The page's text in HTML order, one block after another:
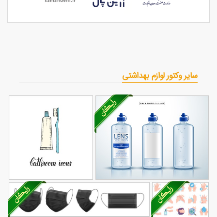
سایر وکتور لوازم بهداشتی
وکتور بطری دهانشویه
وکتور مسواک و خمیر